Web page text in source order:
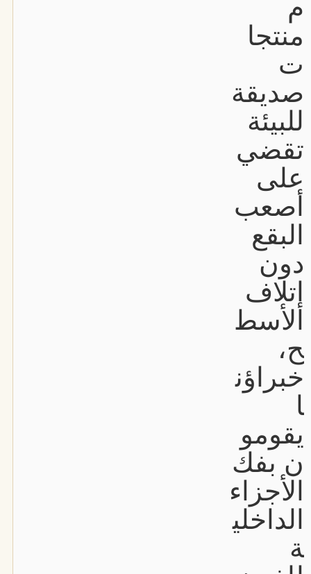
م
منتجا
ت
صديقة
للبيئة
تقضي
على
أصعب
البقع
دون
إتلاف
الأسط
ح،
خبراؤن
ا
يقومو
ن بفك
الأجزاء
الداخلي
ة